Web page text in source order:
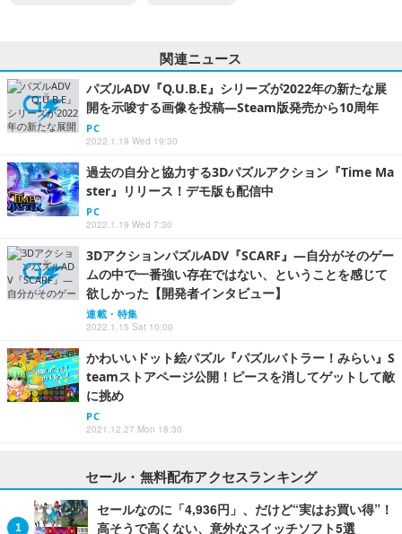
関連ニュース
パズルADV『Q.U.B.E』シリーズが2022年の新たな展
開を示唆する画像を投稿―Steam版発売から10周年
PC
2022.1.19 Wed 19:30
過去の自分と協力する3Dパズルアクション『Time Ma
ster』リリース！デモ版も配信中
PC
2022.1.19 Wed 7:30
3DアクションパズルADV『SCARF』―自分がそのゲー
ムの中で一番強い存在ではない、ということを感じて
欲しかった【開発者インタビュー】
連載・特集
2022.1.15 Sat 10:00
かわいいドット絵パズル『パズルバトラー！みらい』S
teamストアページ公開！ピースを消してゲットして敵
に挑め
PC
2021.12.27 Mon 18:30
セール・無料配布アクセスランキング
セールなのに「4,936円」、だけど“実はお買い得”！
高そうで高くない、意外なスイッチソフト5選